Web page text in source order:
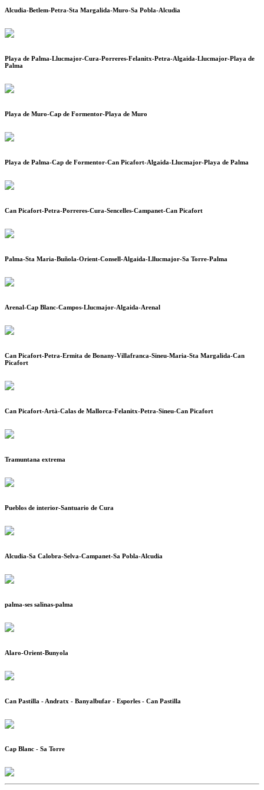
Alcudia-Betlem-Petra-Sta Margalida-Muro-Sa Pobla-Alcudia
Playa de Palma-Llucmajor-Cura-Porreres-Felanitx-Petra-Algaida-Llucmajor-Playa de
Palma
Playa de Muro-Cap de Formentor-Playa de Muro
Playa de Palma-Cap de Formentor-Can Picafort-Algaida-Llucmajor-Playa de Palma
Can Picafort-Petra-Porreres-Cura-Sencelles-Campanet-Can Picafort
Palma-Sta Maria-Buñola-Orient-Consell-Algaida-Lllucmajor-Sa Torre-Palma
Arenal-Cap Blanc-Campos-Llucmajor-Algaida-Arenal
Can Picafort-Petra-Ermita de Bonany-Villafranca-Sineu-Maria-Sta Margalida-Can
Picafort
Can Picafort-Artà-Calas de Mallorca-Felanitx-Petra-Sineu-Can Picafort
Tramuntana extrema
Pueblos de interior-Santuario de Cura
Alcudia-Sa Calobra-Selva-Campanet-Sa Pobla-Alcudia
palma-ses salinas-palma
Alaro-Orient-Bunyola
Can Pastilla - Andratx - Banyalbufar - Esporles - Can Pastilla
Cap Blanc - Sa Torre